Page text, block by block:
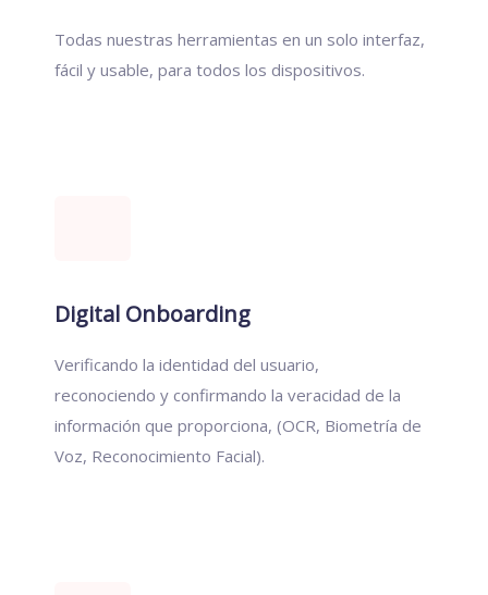
Todas nuestras herramientas en un solo interfaz,
fácil y usable, para todos los dispositivos.
Digital Onboarding
Verificando la identidad del usuario,
reconociendo y confirmando la veracidad de la
información que proporciona, (OCR, Biometría de
Voz, Reconocimiento Facial).